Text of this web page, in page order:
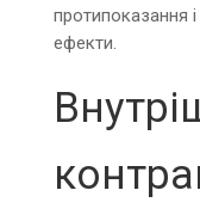
протипоказання
ефекти.